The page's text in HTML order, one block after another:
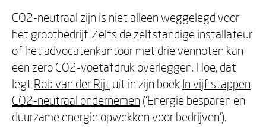
CO2-neutraal zijn is niet alleen weggelegd voor
het grootbedrijf. Zelfs de zelfstandige installateur
of het advocatenkantoor met drie vennoten kan
een zero CO2-voetafdruk overleggen. Hoe, dat
legt Rob van der Rijt uit in zijn boek In vijf stappen
CO2-neutraal ondernemen (‘Energie besparen en
duurzame energie opwekken voor bedrijven’).